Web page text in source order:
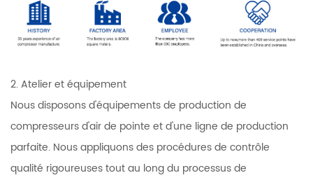
2. Atelier et équipement
Nous disposons d'équipements de production de
compresseurs d'air de pointe et d'une ligne de production
parfaite. Nous appliquons des procédures de contrôle
qualité rigoureuses tout au long du processus de